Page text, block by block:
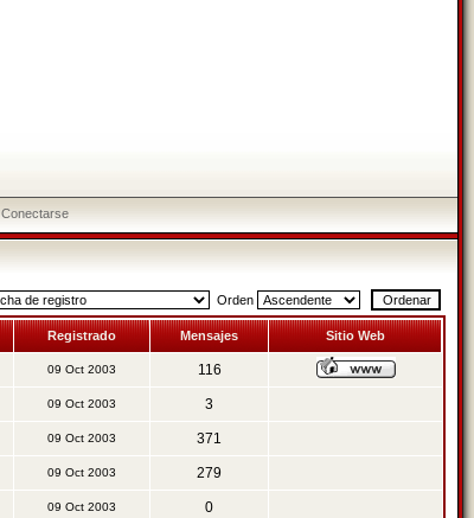
Conectarse
Orden
Registrado Mensajes Sitio Web
09 Oct 2003 116
09 Oct 2003 3
09 Oct 2003 371
09 Oct 2003 279
09 Oct 2003 0